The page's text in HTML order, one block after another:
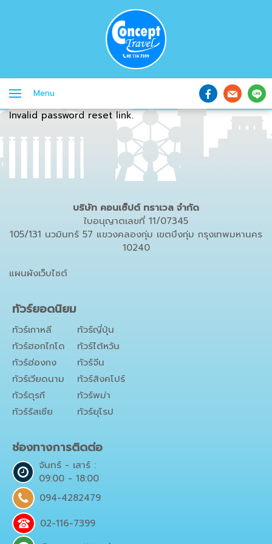
Menu
Invalid password reset link.
บริษัท คอนเซ็ปต์ ทราเวล จำกัด
ใบอนุญาตเลขที่ 11/07345
105/131 นวมินทร์ 57 แขวงคลองกุ่ม เขตบึงกุ่ม กรุงเทพมหานคร
10240
แผนผังเว็บไซต์
ทัวร์ยอดนิยม
ทัวร์เกาหลี
ทัวร์ฮอกไกโด
ทัวร์ฮ่องกง
ทัวร์เวียดนาม
ทัวร์ตุรกี
ทัวร์รัสเซีย
ทัวร์ญี่ปุ่น
ทัวร์ไต้หวัน
ทัวร์จีน
ทัวร์สิงคโปร์
ทัวร์พม่า
ทัวร์ยุโรป
ช่องทางการติดต่อ
จันทร์ - เสาร์ :
09:00 - 18:00
094-4282479
02-116-7399